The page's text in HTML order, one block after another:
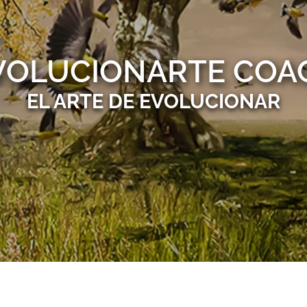
EL ARTE DE EVOLUCIONAR